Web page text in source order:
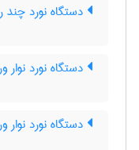
دستگاه نورد
دستگاه نورد نوار
دستگاه نورد نوار